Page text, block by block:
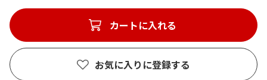
カートに入れる
お気に入りに登録する